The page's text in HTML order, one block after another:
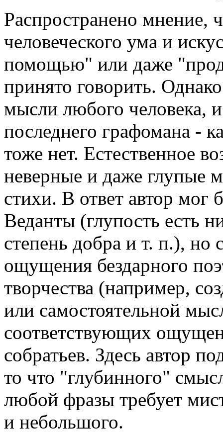
Распространено мнение,
человеческого ума и
помощью" или даже
принято говорить.
мысли любого человека,
последнего графомана -
тоже нет. Естественное
неверные и даже глупые
стихи. В ответ автор мог
Веданты (глупость есть
степень добра и т. п.), но
ощущения бездарного
творчества (например,
или самостоятельной
соответствующих
собратьев. Здесь автор
то что "глубинного"
любой фразы требует
и небольшого.